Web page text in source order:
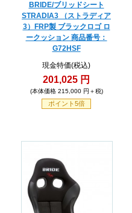
BRIDE/ブリッドシート
STRADIA3 （ストラディア
3）FRP製 ブラックロゴ ロ
ークッション 商品番号：
G72HSF
現金特価(税込)
201,025 円
(本体価格 215,000 円＋税)
ポイント5倍